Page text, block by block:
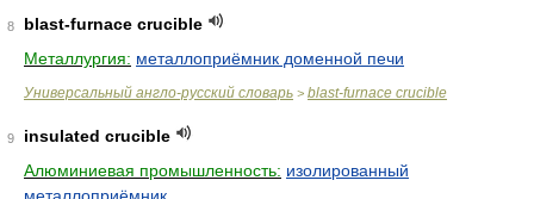
8
blast-furnace crucible
Металлургия: металлоприёмник доменной печи
Универсальный англо-русский словарь > blast-furnace crucible
9
insulated crucible
Алюминиевая промышленность: изолированный